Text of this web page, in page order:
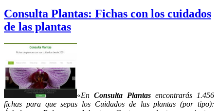
Consulta Plantas: Fichas con los cuidados
de las plantas
«En Consulta Plantas encontrarás 1.456
fichas para que sepas los Cuidados de las plantas (por tipo):